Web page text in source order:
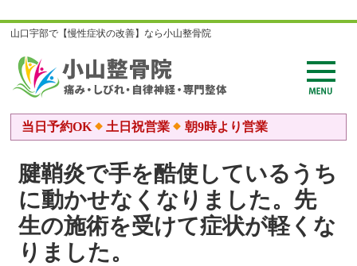
山口宇部で【慢性症状の改善】なら小山整骨院
当日予約OK 土日祝営業 朝9時より営業
腱鞘炎で手を酷使しているうち
に動かせなくなりました。先
生の施術を受けて症状が軽くな
りました。